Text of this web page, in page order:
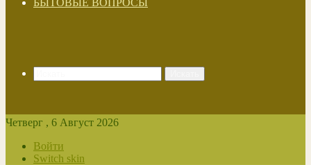
БЫТОВЫЕ ВОПРОСЫ
Четверг , 6 Август 2026
Войти
Switch skin